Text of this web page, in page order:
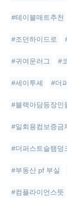
#테이블매트추천
#조던하이드로
#귀여운러그 #
#세이투셰 #더
#블랙아담등장인
#일회용컴보증금
#더퍼스트슬램덩
#부동산 pf 부실
#컴플라이언스뜻